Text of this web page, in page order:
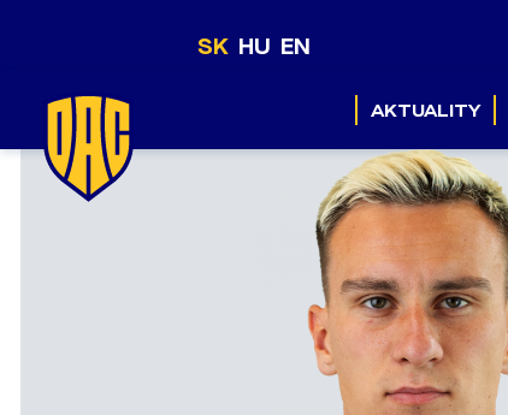
SK HU EN
AKTUALITY